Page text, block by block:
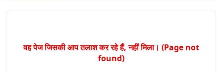
वह पेज जिसकी आप तलाश कर रहे हैं, नहीं मिला। (Page not
found)